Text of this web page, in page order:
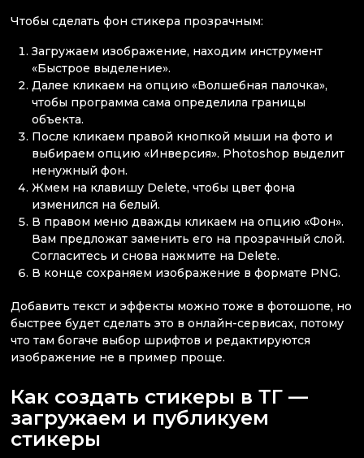
Чтобы сделать фон стикера прозрачным:
Загружаем изображение, находим инструмент
«Быстрое выделение».
Далее кликаем на опцию «Волшебная палочка»,
чтобы программа сама определила границы
объекта.
После кликаем правой кнопкой мыши на фото и
выбираем опцию «Инверсия». Photoshop выделит
ненужный фон.
Жмем на клавишу Delete, чтобы цвет фона
изменился на белый.
В правом меню дважды кликаем на опцию «Фон».
Вам предложат заменить его на прозрачный слой.
Согласитесь и снова нажмите на Delete.
В конце сохраняем изображение в формате PNG.
Добавить текст и эффекты можно тоже в фотошопе, но
быстрее будет сделать это в онлайн-сервисах, потому
что там богаче выбор шрифтов и редактируются
изображение не в пример проще.
Как создать стикеры в ТГ —
загружаем и публикуем
стикеры